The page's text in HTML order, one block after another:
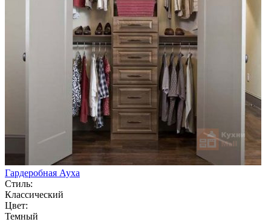
Гардеробная Ауха
Стиль:
Классический
Цвет:
Темный